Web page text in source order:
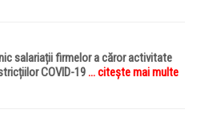
salariații firmelor a căror activitate
COVID-19... citește mai multe